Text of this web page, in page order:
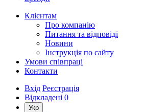
Клієнтам
Про компанію
Питання та відповіді
Новини
Інструкція по сайту
Умови співпраці
Контакти
Вхід Реєстрація
Відкладені 0
Укр